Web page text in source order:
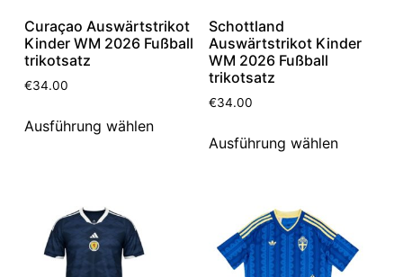
Curaçao Auswärtstrikot
Kinder WM 2026 Fußball
trikotsatz
€34.00
Ausführung wählen
Schottland
Auswärtstrikot Kinder
WM 2026 Fußball
trikotsatz
€34.00
Ausführung wählen